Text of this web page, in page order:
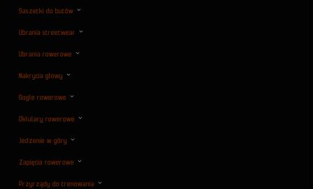
Saszetki do butów
Ubrania streetwear
Ubrania rowerowe
Nakrycia głowy
Gogle rowerowe
Oklulary rowerowe
Jedzenie w góry
Zapięcia rowerowe
Przyrządy do trenowania